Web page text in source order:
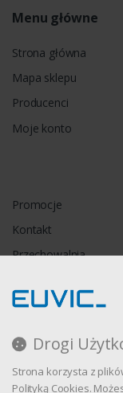
Drogi
Strona korzysta z
Polityką Cookies.
Menu główne
Strona główna
Mapa sklepu
Producenci
Moje konto
Promocje
Kontakt
Przechowalnia
Regulamin
Polityka prywatności